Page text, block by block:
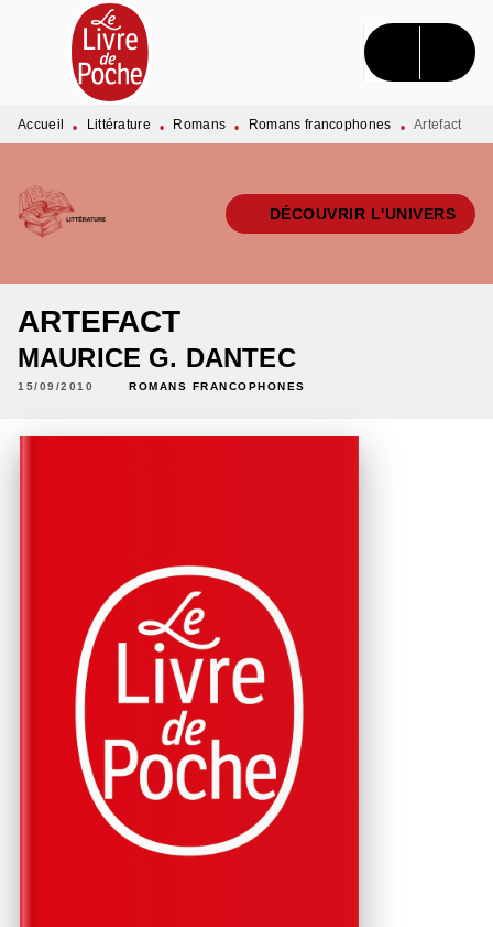
MENU RECHERCHE CONTENU
PIED DE PAGE
Accueil • Littérature • Romans • Romans francophones • Artefact
DÉCOUVRIR L'UNIVERS
ARTEFACT
MAURICE G. DANTEC
15/09/2010 ROMANS FRANCOPHONES